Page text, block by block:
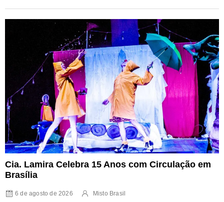
Cia. Lamira Celebra 15 Anos com Circulação em
Brasília
6 de agosto de 2026 Misto Brasil